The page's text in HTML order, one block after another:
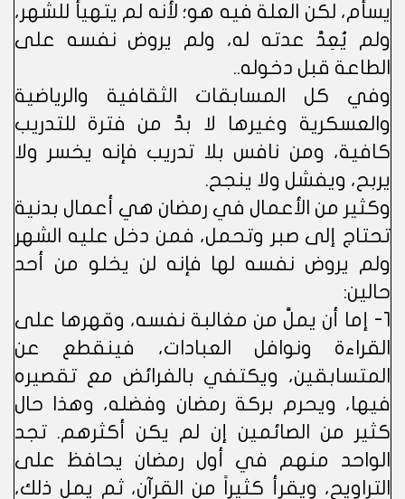
يسأم، لكن العلة فيه هو؛ لأنه لم يتهيأ للشهر،
ولم يُعِدَّ عدته له، ولم يروض نفسه على
الطاعة قبل دخوله..
وفي كل المسابقات الثقافية والرياضية
والعسكرية وغيرها لا بدَّ من فترة للتدريب
كافية، ومن نافس بلا تدريب فإنه يخسر ولا
يربح، ويفشل ولا ينجح.
وكثير من الأعمال في رمضان هي أعمال بدنية
تحتاج إلى صبر وتحمل، فمن دخل عليه الشهر
ولم يروض نفسه لها فإنه لن يخلو من أحد
حالين:
1- إما أن يملَّ من مغالبة نفسه، وقهرها على
القراءة ونوافل العبادات، فينقطع عن
المتسابقين، ويكتفي بالفرائض مع تقصيره
فيها، ويحرم بركة رمضان وفضله، وهذا حال
كثير من الصائمين إن لم يكن أكثرهم. تجد
الواحد منهم في أول رمضان يحافظ على
التراويح، ويقرأ كثيراً من القرآن، ثم يمل ذلك،